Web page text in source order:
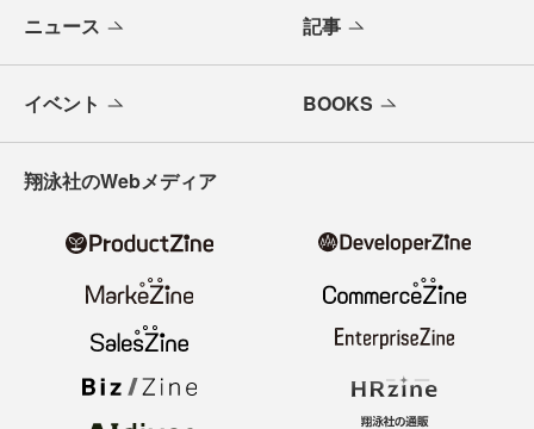
ニュース 記事
イベント BOOKS
翔泳社のWebメディア